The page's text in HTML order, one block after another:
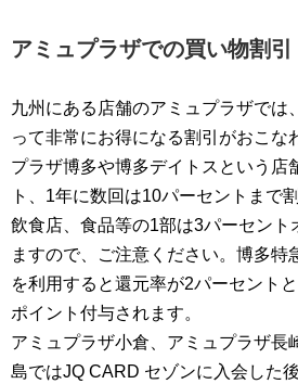
アミュプラザでの買い物割引
九州にある店舗のアミュプラザでは
って非常にお得になる割引がおこな
プラザ博多や博多デイトスという店
ト、1年に数回は10パーセントまで
飲食店、食品等の1部は3パーセント
ますので、ご注意ください。博多特
を利用すると還元率が2パーセント
ポイント付与されます。
アミュプラザ小倉、アミュプラザ長
島ではJQ CARD セゾンに入会した